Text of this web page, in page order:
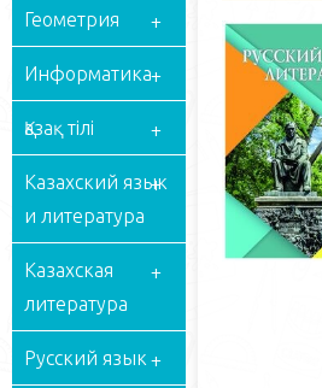
Геометрия
Информатика
Қазақ тілі
Казахский язык
и литература
Казахская
литература
Русский язык